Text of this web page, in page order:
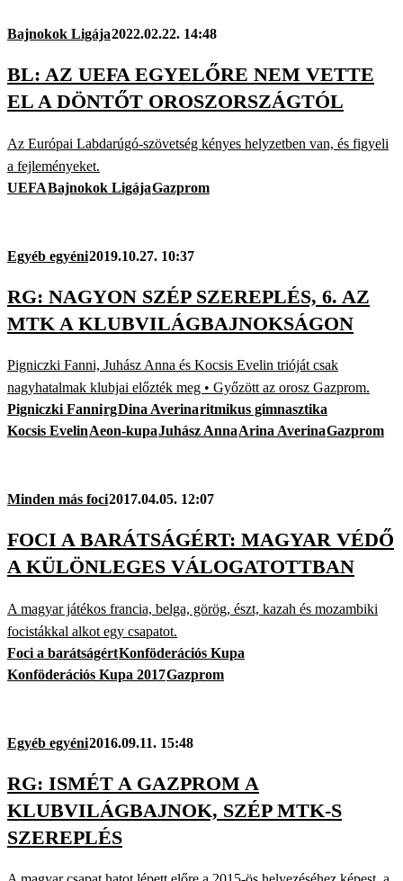
Bajnokok Ligája2022.02.22. 14:48
BL: AZ UEFA EGYELŐRE NEM VETTE
EL A DÖNTŐT OROSZORSZÁGTÓL
Az Európai Labdarúgó-szövetség kényes helyzetben van, és figyeli
a fejleményeket.
UEFABajnokok LigájaGazprom
Egyéb egyéni2019.10.27. 10:37
RG: NAGYON SZÉP SZEREPLÉS, 6. AZ
MTK A KLUBVILÁGBAJNOKSÁGON
Pigniczki Fanni, Juhász Anna és Kocsis Evelin trióját csak
nagyhatalmak klubjai előzték meg • Győzött az orosz Gazprom.
Pigniczki FannirgDina Averinaritmikus gimnasztika
Kocsis EvelinAeon-kupaJuhász AnnaArina AverinaGazprom
Minden más foci2017.04.05. 12:07
FOCI A BARÁTSÁGÉRT: MAGYAR VÉDŐ
A KÜLÖNLEGES VÁLOGATOTTBAN
A magyar játékos francia, belga, görög, észt, kazah és mozambiki
focistákkal alkot egy csapatot.
Foci a barátságértKonföderációs Kupa
Konföderációs Kupa 2017Gazprom
Egyéb egyéni2016.09.11. 15:48
RG: ISMÉT A GAZPROM A
KLUBVILÁGBAJNOK, SZÉP MTK-S
SZEREPLÉS